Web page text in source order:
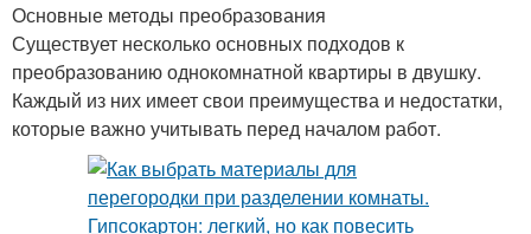
Основные методы преобразования
Существует несколько основных подходов к
преобразованию однокомнатной квартиры в двушку.
Каждый из них имеет свои преимущества и недостатки,
которые важно учитывать перед началом работ.